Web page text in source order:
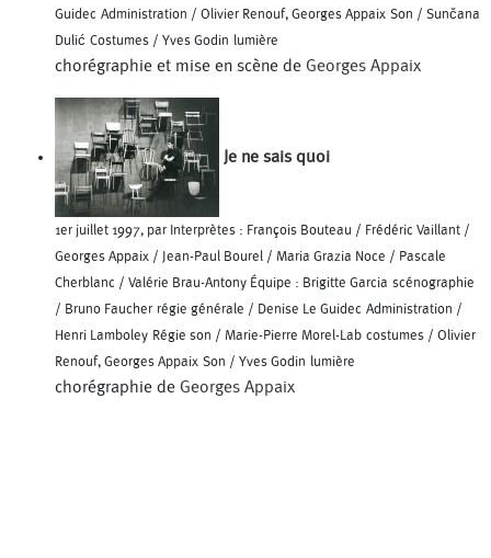
Guidec Administration / Olivier Renouf, Georges Appaix Son / Sunčana
Dulić Costumes / Yves Godin lumière
chorégraphie et mise en scène de Georges Appaix
Je ne sais quoi
1er juillet 1997, par Interprètes : François Bouteau / Frédéric Vaillant /
Georges Appaix / Jean-Paul Bourel / Maria Grazia Noce / Pascale
Cherblanc / Valérie Brau-Antony Équipe : Brigitte Garcia scénographie
/ Bruno Faucher régie générale / Denise Le Guidec Administration /
Henri Lamboley Régie son / Marie-Pierre Morel-Lab costumes / Olivier
Renouf, Georges Appaix Son / Yves Godin lumière
chorégraphie de Georges Appaix